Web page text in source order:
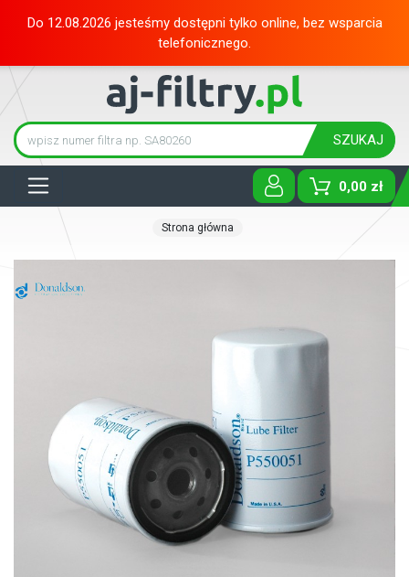
Do 12.08.2026 jesteśmy dostępni tylko online, bez wsparcia
telefonicznego.
SZUKAJ
0,00 zł
Strona główna